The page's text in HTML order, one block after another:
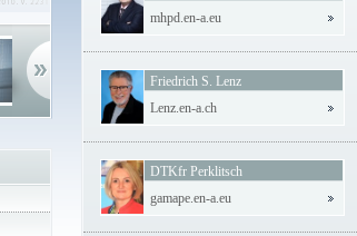
mhpd.en-a.eu
Friedrich S. Lenz
Lenz.en-a.ch
DTKfr Perklitsch
gamape.en-a.eu